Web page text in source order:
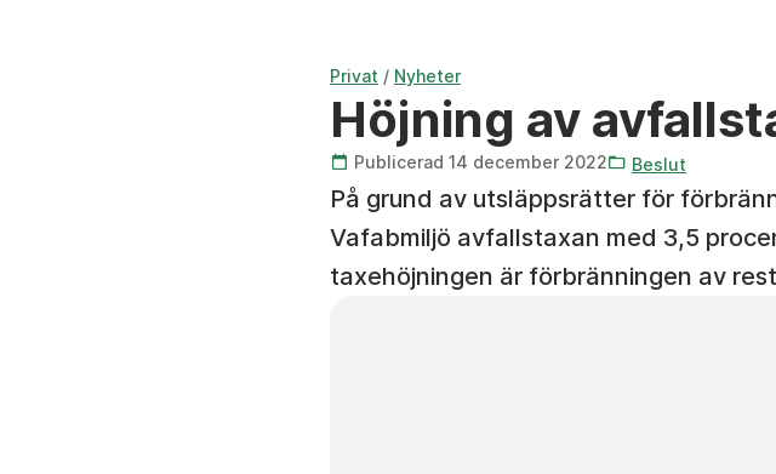
Privat / Nyheter
Höjning av
Publicerad 14 december 2022 Beslut
På grund av utsläppsrätter för
Vafabmiljö avfallstaxan med 3,5
taxehöjningen är förbränningen av